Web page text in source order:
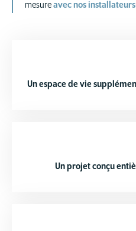
mesureavec nos
Un espace de vie
Un projet conçu